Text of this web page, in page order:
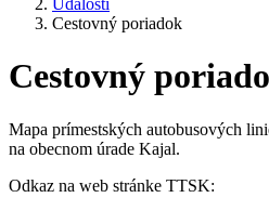
Cestovný poriadok
Cestovný
Mapa prímestských autobusových
na obecnom úrade Kajal.
Odkaz na web stránke TTSK: